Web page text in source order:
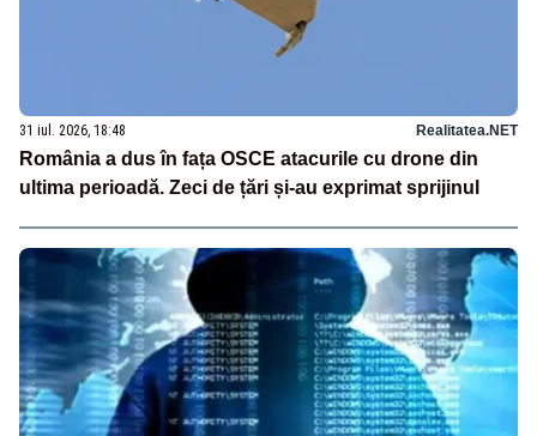
31 iul. 2026, 18:48 Realitatea.NET
România a dus în fața OSCE atacurile cu drone din
ultima perioadă. Zeci de țări și-au exprimat sprijinul